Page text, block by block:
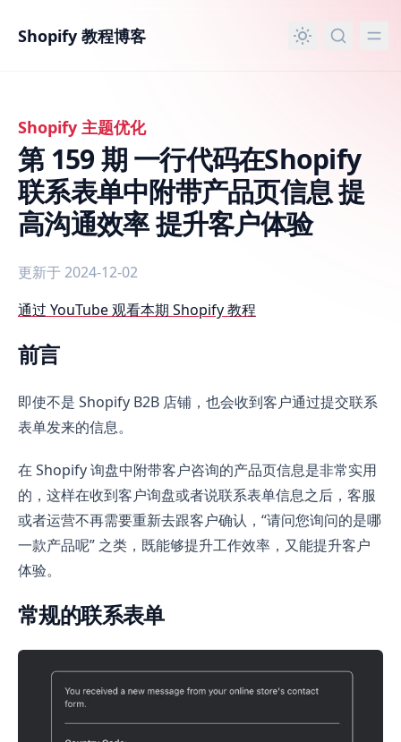
Shopify 教程博客
Shopify 主题优化
第 159 期 一行代码在Shopify
联系表单中附带产品页信息 提
高沟通效率 提升客户体验
更新于 2024-12-02
第 159 期 一行代码在Shopify联系表单中附带产品页信息 提
通过 YouTube 观看本期 Shopify 教程
前言
即使不是 Shopify B2B 店铺，也会收到客户通过提交联系
表单发来的信息。
在 Shopify 询盘中附带客户咨询的产品页信息是非常实用
的，这样在收到客户询盘或者说联系表单信息之后，客服
或者运营不再需要重新去跟客户确认，“请问您询问的是哪
一款产品呢” 之类，既能够提升工作效率，又能提升客户
体验。
常规的联系表单